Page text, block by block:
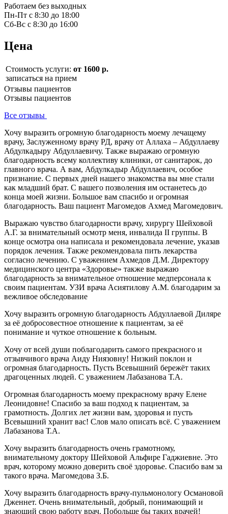
Работаем без выходных
Пн-Пт с 8:30 до 18:00
Сб-Вс с 8:30 до 16:00
Цена
Стоимость услуги: от 1600 р.
записаться на прием
Отзывы пациентов
Отзывы пациентов
Все отзывы
Хочу выразить огромную благодарность моему лечащему
врачу, Заслуженному врачу РД, врачу от Аллаха – Абдуллаеву
Абдулкадыру Абдуллаевичу. Также выражаю огромную
благодарность всему коллективу клиники, от санитарок, до
главного врача. А вам, Абдулкадыр Абдуллаевич, особое
признание. С первых дней нашего знакомства вы мне стали
как младший брат. С вашего позволения им останетесь до
конца моей жизни. Большое вам спасибо и огромная
благодарность. Ваш пациент Магомедов Ахмед Магомедович.
Выражаю чувство благодарности врачу, хирургу Шейховой
А.Г. за внимательный осмотр меня, инвалида II группы. В
конце осмотра она написала и рекомендовала лечение, указав
порядок лечения. Также рекомендовала пить лекарства
согласно лечению. С уважением Ахмедов Д.М. Директору
медицинского центра «Здоровье» также выражаю
благодарность за внимательное отношение медперсонала к
своим пациентам. УЗИ врача Асиятилову А.М. благодарим за
вежливое обследование
Хочу выразить огромную благодарность Абдуллаевой Диляре
за её добросовестное отношение к пациентам, за её
понимание и чуткое отношение к больным.
Хочу от всей души поблагодарить самого прекрасного и
отзывчивого врача Аиду Ниязовну! Низкий поклон и
огромная благодарность. Пусть Всевышний бережёт таких
драгоценных людей. С уважением Лабазанова Т.А.
Огромная благодарность моему прекрасному врачу Елене
Леонидовне! Спасибо за ваш подход к пациентам, за
грамотность. Долгих лет жизни вам, здоровья и пусть
Всевышний хранит вас! Слов мало описать всё. С уважением
Лабазанова Т.А.
Хочу выразить благодарность очень грамотному,
внимательному доктору Шейховой Альфире Гаджиевне. Это
врач, которому можно доверить своё здоровье. Спасибо вам за
такого врача. Магомедова З.Б.
Хочу выразить благодарность врачу-пульмонологу Османовой
Дженнет. Очень внимательный, добрый, понимающий и
знающий свою работу врач. Побольше бы таких врачей!